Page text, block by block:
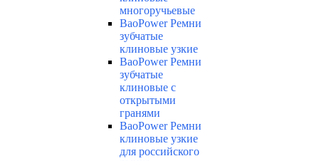
многоручьевые
BaoPower Ремни
зубчатые
клиновые узкие
BaoPower Ремни
зубчатые
клиновые с
открытыми
гранями
BaoPower Ремни
клиновые узкие
для российского